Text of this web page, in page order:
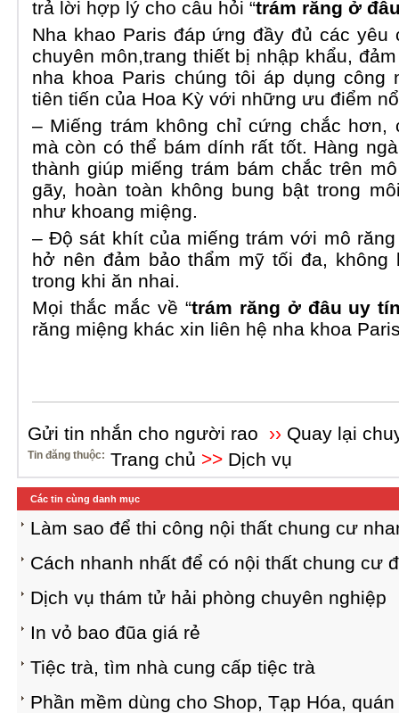
trả lời hợp lý cho câu hỏi “trám răng ở
Nha khao Paris đáp ứng đầy đủ các
chuyên môn,trang thiết bị nhập khẩu,
nha khoa Paris chúng tôi áp dụng công
tiên tiến của Hoa Kỳ với những ưu điểm
– Miếng trám không chỉ cứng chắc
mà còn có thể bám dính rất tốt. Hàng
thành giúp miếng trám bám chắc trên
gãy, hoàn toàn không bung bật trong
như khoang miệng.
– Độ sát khít của miếng trám với mô
hở nên đảm bảo thẩm mỹ tối đa,
trong khi ăn nhai.
Mọi thắc mắc về “trám răng ở đâu uy
răng miệng khác xin liên hệ nha khoa
Gửi tin nhắn cho người rao ›› Quay lại
Tin đăng thuộc: Trang chủ >> Dịch vụ
Các tin cùng danh mục
Làm sao để thi công nội thất chung cư
Cách nhanh nhất để có nội thất chung cư
Dịch vụ thám tử hải phòng chuyên nghiệp
In vỏ bao đũa giá rẻ
Tiệc trà, tìm nhà cung cấp tiệc trà
Phần mềm dùng cho Shop, Tạp Hóa,